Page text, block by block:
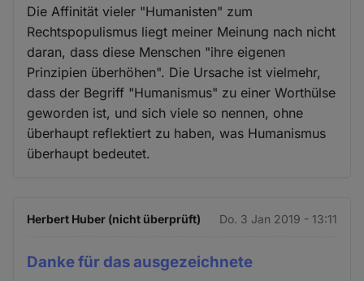
Die Affinität vieler "Humanisten" zum
Rechtspopulismus liegt meiner Meinung nach nicht
daran, dass diese Menschen "ihre eigenen
Prinzipien überhöhen". Die Ursache ist vielmehr,
dass der Begriff "Humanismus" zu einer Worthülse
geworden ist, und sich viele so nennen, ohne
überhaupt reflektiert zu haben, was Humanismus
überhaupt bedeutet.
Herbert Huber (nicht überprüft) Do. 3 Jan 2019 - 13:11
Danke für das ausgezeichnete